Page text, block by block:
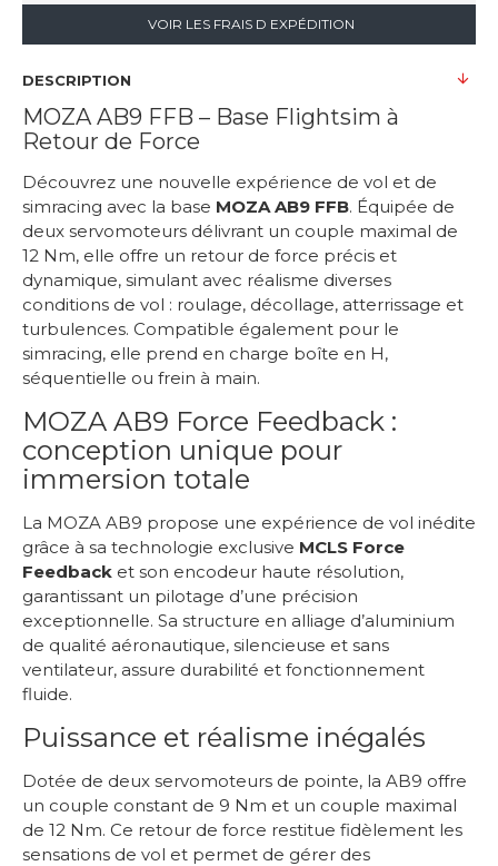
VOIR LES FRAIS D EXPÉDITION
DESCRIPTION
MOZA AB9 FFB – Base Flightsim à
Retour de Force
Découvrez une nouvelle expérience de vol et de
simracing avec la base MOZA AB9 FFB. Équipée de
deux servomoteurs délivrant un couple maximal de
12 Nm, elle offre un retour de force précis et
dynamique, simulant avec réalisme diverses
conditions de vol : roulage, décollage, atterrissage et
turbulences. Compatible également pour le
simracing, elle prend en charge boîte en H,
séquentielle ou frein à main.
MOZA AB9 Force Feedback :
conception unique pour
immersion totale
La MOZA AB9 propose une expérience de vol inédite
grâce à sa technologie exclusive MCLS Force
Feedback et son encodeur haute résolution,
garantissant un pilotage d’une précision
exceptionnelle. Sa structure en alliage d’aluminium
de qualité aéronautique, silencieuse et sans
ventilateur, assure durabilité et fonctionnement
fluide.
Puissance et réalisme inégalés
Dotée de deux servomoteurs de pointe, la AB9 offre
un couple constant de 9 Nm et un couple maximal
de 12 Nm. Ce retour de force restitue fidèlement les
sensations de vol et permet de gérer des